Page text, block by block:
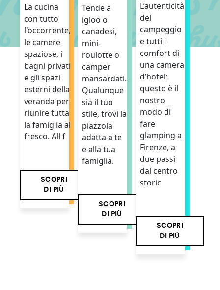
La cucina
con tutto
l'occorrente,
le camere
spaziose, i
bagni privati
e gli spazi
esterni della
veranda per
riunire tutta
la famiglia al
fresco. All f
SCOPRI
DI PIÙ
Tende a
igloo o
canadesi,
mini-
roulotte o
camper
mansardati.
Qualunque
sia il tuo
stile, trovi la
piazzola
adatta a te
e alla tua
famiglia.
SCOPRI
DI PIÙ
L’autenticità
del
campeggio
e tutti i
comfort di
una camera
d’hotel:
questo è il
nostro
modo di
fare
glamping a
Firenze, a
due passi
dal centro
storic
SCOPRI
DI PIÙ